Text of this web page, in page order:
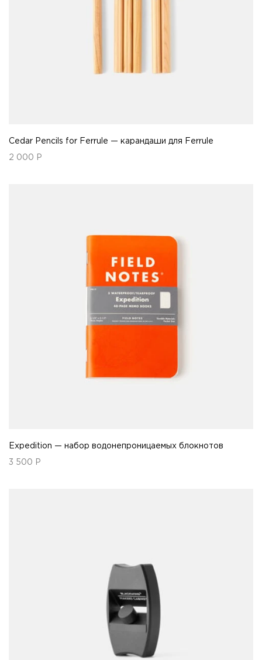
Cedar Pencils for Ferrule — карандаши для Ferrule
2 000 Р
Expedition — набор водонепроницаемых блокнотов
3 500 Р